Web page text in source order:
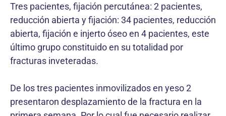
Tres pacientes, fijación percutánea: 2 pacientes,
reducción abierta y fijación: 34 pacientes, reducción
abierta, fijación e injerto óseo en 4 pacientes, este
último grupo constituido en su totalidad por
fracturas inveteradas.
De los tres pacientes inmovilizados en yeso 2
presentaron desplazamiento de la fractura en la